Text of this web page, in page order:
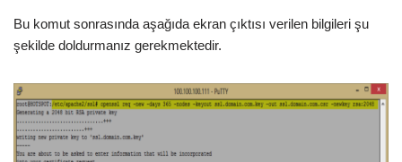
Bu komut sonrasında aşağıda ekran çıktısı verilen bilgileri şu
şekilde doldurmanız gerekmektedir.